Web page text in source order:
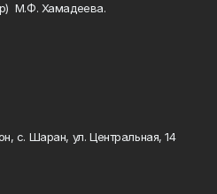
М.Ф. Хамадеева.
с. Шаран, ул. Центральная, 14